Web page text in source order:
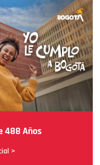
488 Años
>